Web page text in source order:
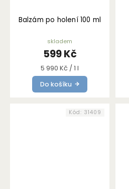
Balzám po holení 100 ml
skladem
599 Kč
Měrná
cena:
5 990 Kč / 1 l
Do košíku
Kód: 31409